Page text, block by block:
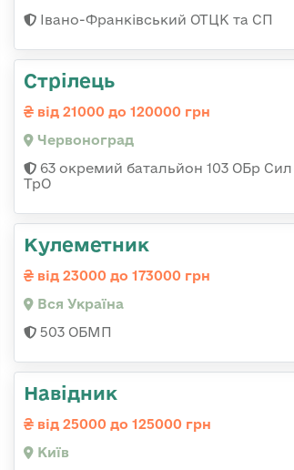
Івано-Франківський ОТЦК та СП
Стрілець
від 21000 до 120000 грн
Червоноград
63 окремий батальйон 103 ОБр Сил
ТрО
Кулеметник
від 23000 до 173000 грн
Вся Україна
503 ОБМП
Навідник
від 25000 до 125000 грн
Київ